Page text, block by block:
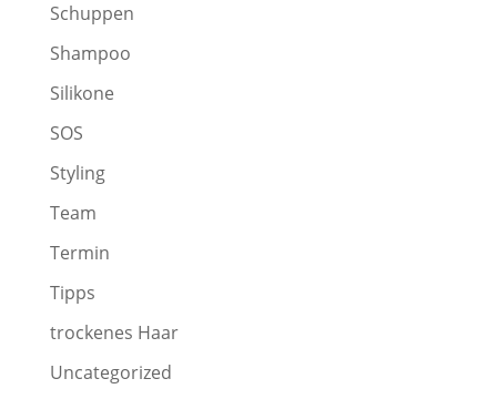
Schuppen
Shampoo
Silikone
SOS
Styling
Team
Termin
Tipps
trockenes Haar
Uncategorized